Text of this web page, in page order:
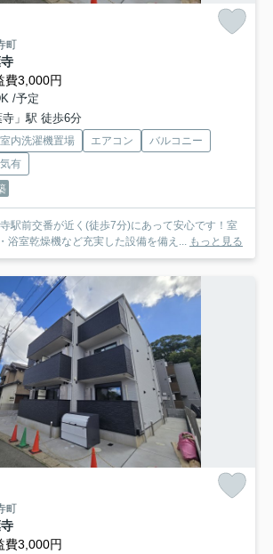
町
費3,000円
/予定
」駅 徒歩6分
室内洗濯機置場 エアコン
バルコニー
有
駅前交番が近く(徒歩7分)にあって安心です！室
浴室乾燥機など充実した設備を備え... もっと見る
町
費3,000円